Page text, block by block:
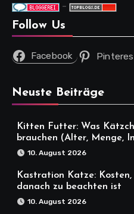
-
Follow Us
Facebook
Neuste Beiträge
Kitten Futter: Was
brauchen (Alter, Menge,
10. August 2026
Kastration Katze:
danach zu beachten ist
10. August 2026